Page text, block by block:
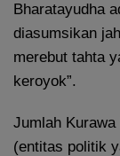
Bharatayudha
diasumsikan
merebut tahta
keroyok”.
Jumlah
(entitas politik